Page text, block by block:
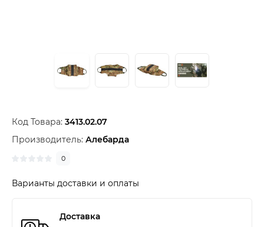
Код Товара: 3413.02.07
Производитель: Алебарда
0
Варианты доставки и оплаты
Доставка